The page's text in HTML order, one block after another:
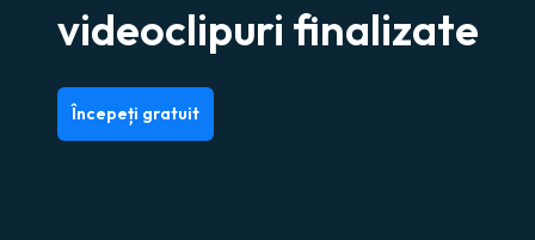
videoclipuri finalizate
Începeți gratuit